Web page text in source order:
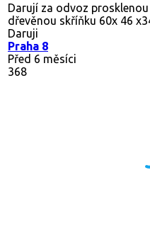
Darují za odvoz
dřevěnou skříňku 60x 46
Daruji
Praha 8
Před 6 měsíci
368